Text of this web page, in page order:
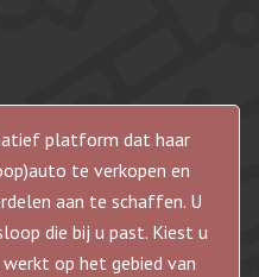
platform dat haar
te verkopen en
aan te schaffen. U
die bij u past. Kiest u
op het gebied van